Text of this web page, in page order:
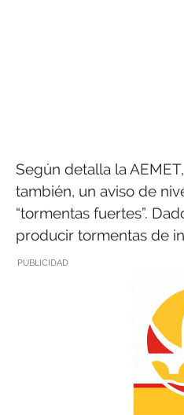
Según detalla la
también, un aviso de
“tormentas fuertes”.
producir tormentas de
PUBLICIDAD